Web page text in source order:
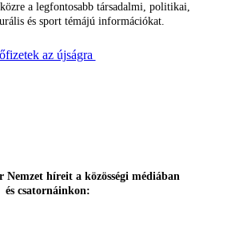
a legfontosabb társadalmi, politikai,
és sport témájú információkat.
az újságra
Nemzet híreit a közösségi médiában
és csatornáinkon: